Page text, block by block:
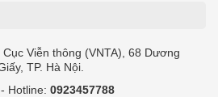
Viễn thông (VNTA), 68 Dương
TP. Hà Nội.
- Hotline: 0923457788